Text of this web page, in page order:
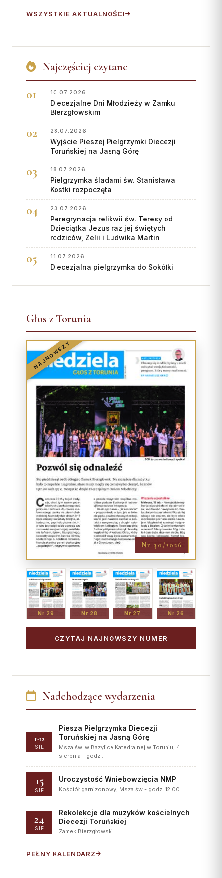
WSZYSTKIE AKTUALNOŚCI
Najczęściej czytane
10.07.2026
Diecezjalne Dni Młodzieży w Zamku
BIerzgłowskim
28.07.2026
Wyjście Pieszej Pielgrzymki Diecezji
Toruńskiej na Jasną Górę
18.07.2026
Pielgrzymka śladami św. Stanisława
Kostki rozpoczęta
23.07.2026
Peregrynacja relikwii św. Teresy od
Dzieciątka Jezus raz jej świętych
rodziców, Zelii i Ludwika Martin
11.07.2026
Diecezjalna pielgrzymka do Sokółki
Głos z Torunia
NAJNOWSZY
Nr 30/2026
Nr 29 Nr 28 Nr 27 Nr 26
CZYTAJ NAJNOWSZY NUMER
Nadchodzące wydarzenia
1-12
SIE
Piesza Pielgrzymka Diecezji
Toruńskiej na Jasną Górę
Msza św. w Bazylice Katedralnej w Toruniu, 4
sierpnia - godz…
15
SIE
Uroczystość Wniebowzięcia NMP
Kościół garnizonowy, Msza św - godz. 12.00
24
SIE
Rekolekcje dla muzyków kościelnych
Diecezji Toruńskiej
Zamek Bierzgłowski
PEŁNY KALENDARZ